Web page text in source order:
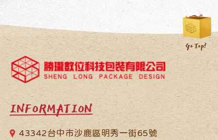
INFORMATION
43342台中市沙鹿區明秀一街65號